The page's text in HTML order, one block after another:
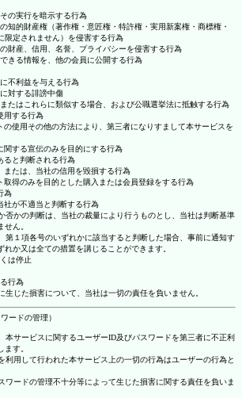
の実行を暗示する行為
知的財産権（著作権・意匠権・特許権・実用新案権・商標権・
限定されません）を侵害する行為
財産、信用、名誉、プライバシーを侵害する行為
きる情報を、他の会員に公開する行為
不利益を与える行為
対する誹謗中傷
たはこれらに類似する場合、および公職選挙法に抵触する行為
用する行為
の使用その他の方法により、第三者になりすまして本サービスを
関する宣伝のみを目的にする行為
ると判断される行為
または、当社の信用を毀損する行為
取得のみを目的とした購入または会員登録をする行為
為
社が不適当と判断する行為
否かの判断は、当社の裁量により行うものとし、当社は判断基準
ん。
第１項各号のいずれかに該当すると判断した場合、事前に通知す
か又は全ての措置を講じることができます。
は停止
行為
生じた損害について、当社は一切の責任を負いません。
ードの管理）
本サービスに関するユーザーID及びパスワードを第三者に不正利
す。
利用して行われた本サービス上の一切の行為はユーザーの行為と
ワードの管理不十分等によって生じた損害に関する責任を負いま